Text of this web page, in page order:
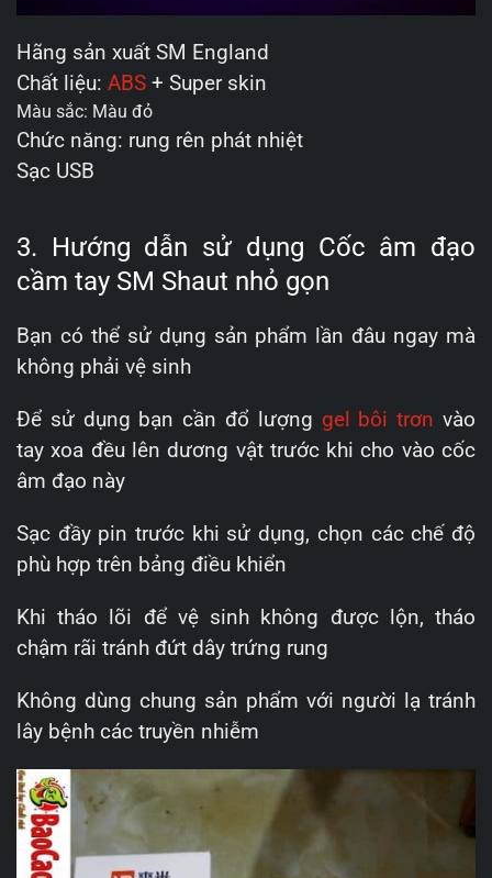
Hãng sản xuất SM England
Chất liệu: ABS + Super skin
Màu sắc: Màu đỏ
Chức năng: rung rên phát nhiệt
Sạc USB
3. Hướng dẫn sử dụng Cốc âm đạo
cầm tay SM Shaut nhỏ gọn
Bạn có thể sử dụng sản phẩm lần đâu ngay mà
không phải vệ sinh
Để sử dụng bạn cần đổ lượng gel bôi trơn vào
tay xoa đều lên dương vật trước khi cho vào cốc
âm đạo này
Sạc đầy pin trước khi sử dụng, chọn các chế độ
phù hợp trên bảng điều khiển
Khi tháo lõi để vệ sinh không được lộn, tháo
chậm rãi tránh đứt dây trứng rung
Không dùng chung sản phẩm với người lạ tránh
lây bệnh các truyền nhiễm